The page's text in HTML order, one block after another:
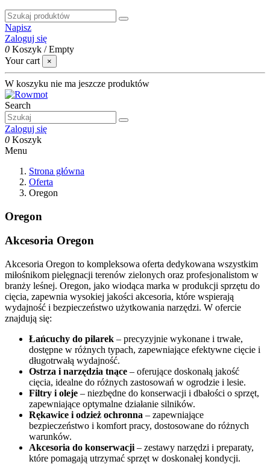
Napisz
Zaloguj się
0 Koszyk /Empty
Your cart
×
W koszyku nie ma jeszcze produktów
Search
Zaloguj się
0 Koszyk
Menu
Strona główna
Oferta
Oregon
Oregon
Akcesoria Oregon
Akcesoria Oregon to kompleksowa oferta dedykowana wszystkim
miłośnikom pielęgnacji terenów zielonych oraz profesjonalistom w
branży leśnej. Oregon, jako wiodąca marka w produkcji sprzętu do
cięcia, zapewnia wysokiej jakości akcesoria, które wspierają
wydajność i bezpieczeństwo użytkowania narzędzi. W ofercie
znajdują się:
Łańcuchy do pilarek – precyzyjnie wykonane i trwałe,
dostępne w różnych typach, zapewniające efektywne cięcie i
długotrwałą wydajność.
Ostrza i narzędzia tnące – oferujące doskonałą jakość
cięcia, idealne do różnych zastosowań w ogrodzie i lesie.
Filtry i oleje – niezbędne do konserwacji i dbałości o sprzęt,
zapewniające optymalne działanie silników.
Rękawice i odzież ochronna – zapewniające
bezpieczeństwo i komfort pracy, dostosowane do różnych
warunków.
Akcesoria do konserwacji – zestawy narzędzi i preparaty,
które pomagają utrzymać sprzęt w doskonałej kondycji.